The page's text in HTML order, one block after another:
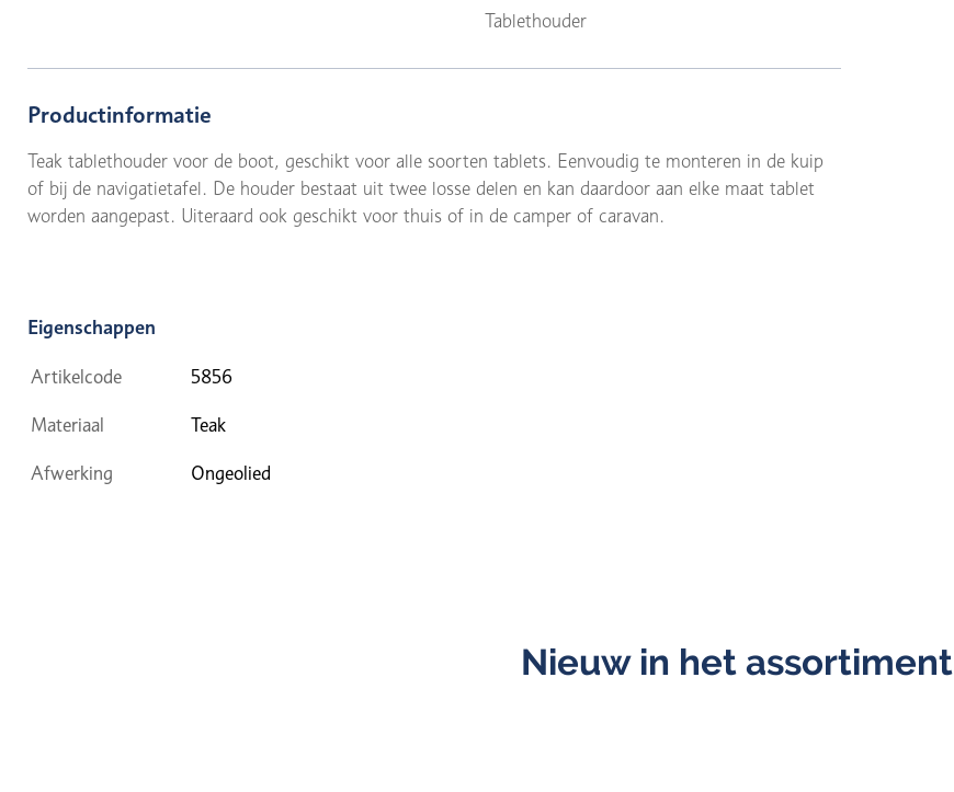
Tablethouder
Productinformatie
Teak tablethouder voor de boot, geschikt voor alle soorten tablets. Eenvoudig te monteren in de kuip
of bij de navigatietafel. De houder bestaat uit twee losse delen en kan daardoor aan elke maat tablet
worden aangepast. Uiteraard ook geschikt voor thuis of in de camper of caravan.
Eigenschappen
Artikelcode 5856
Materiaal Teak
Afwerking Ongeolied
Nieuw in het assortiment